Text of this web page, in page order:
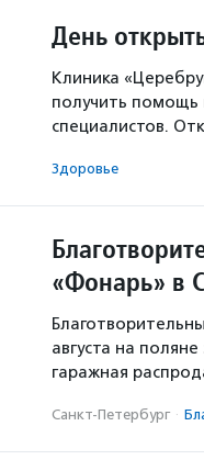
День
Клиника
получить помощь
специалистов.
Здоровье
«Фонарь» в
августа на
гаражная
Санкт-Петербург ·